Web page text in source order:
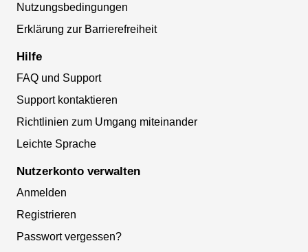
Nutzungsbedingungen
Erklärung zur Barrierefreiheit
Hilfe
FAQ und Support
Support kontaktieren
Richtlinien zum Umgang miteinander
Leichte Sprache
Nutzerkonto verwalten
Anmelden
Registrieren
Passwort vergessen?